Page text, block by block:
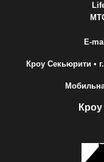
E-
Кроу Секьюрити •